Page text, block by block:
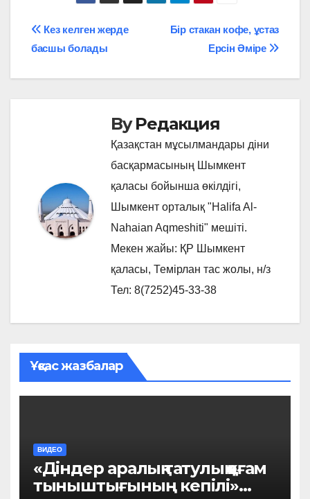
Навигация
Бір стакан кофе, ұстаз
Ерсін Әміре
Кез келген жерде
басшы болады
ByРедакция
Қазақстан мұсылмандары діни
басқармасының Шымкент
қаласы бойынша өкілдігі,
Шымкент орталық "Halifa Al-
Nahaian Aqmeshiti" мешіті.
Мекен жайы: ҚР Шымкент
қаласы, Темірлан тас жолы, н/з
Тел: 8(7252)45-33-38
Ұқсас жазбалар
ВИДЕО
«Діндер аралық татулық қоғам
тыныштығының кепілі»